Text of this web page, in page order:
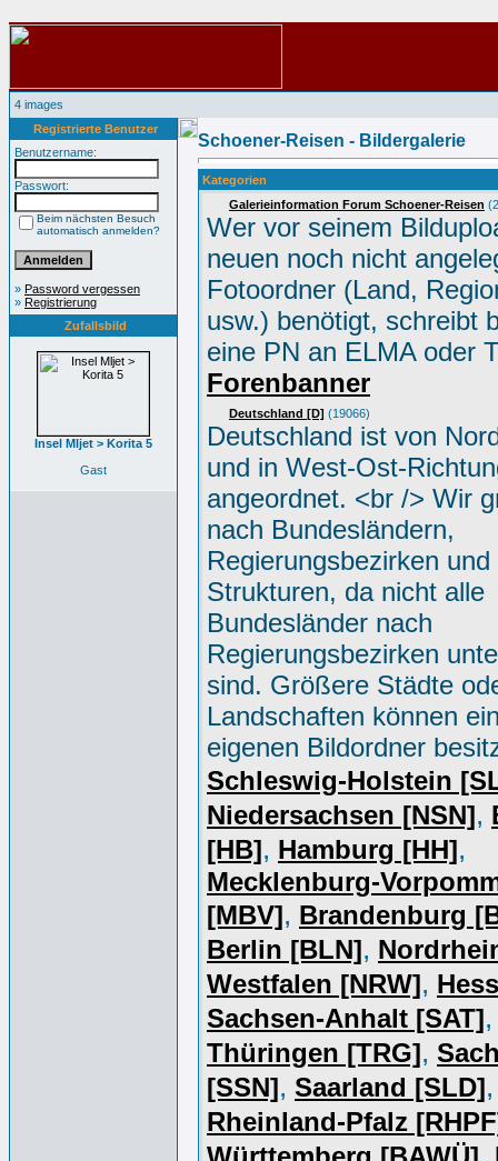
4 images
Registrierte Benutzer
Benutzername:
Passwort:
Beim nächsten Besuch
automatisch anmelden?
» Password vergessen
» Registrierung
Zufallsbild
Insel Mljet > Korita 5
Gast
Schoener-Reisen - Bildergalerie
Kategorien
Galerieinformation Forum Schoener-Reisen
Wer vor seinem
neuen noch nicht
Fotoordner (Land,
usw.) benötigt, schreibt
eine PN an ELMA oder
Forenbanner
Deutschland [D] (19066)
Deutschland ist von
und in West-Ost-
angeordnet. <br /> Wir
nach Bundesländern,
Regierungsbezirken
Strukturen, da nicht alle
Bundesländer nach
Regierungsbezirken
sind. Größere Städte
Landschaften können
eigenen Bildordner
Schleswig-Holstein
Niedersachsen [NSN],
[HB], Hamburg [HH],
Mecklenburg-
[MBV], Brandenburg
Berlin [BLN],
Westfalen [NRW],
Sachsen-Anhalt [SAT],
Thüringen [TRG],
[SSN], Saarland [SLD],
Rheinland-Pfalz